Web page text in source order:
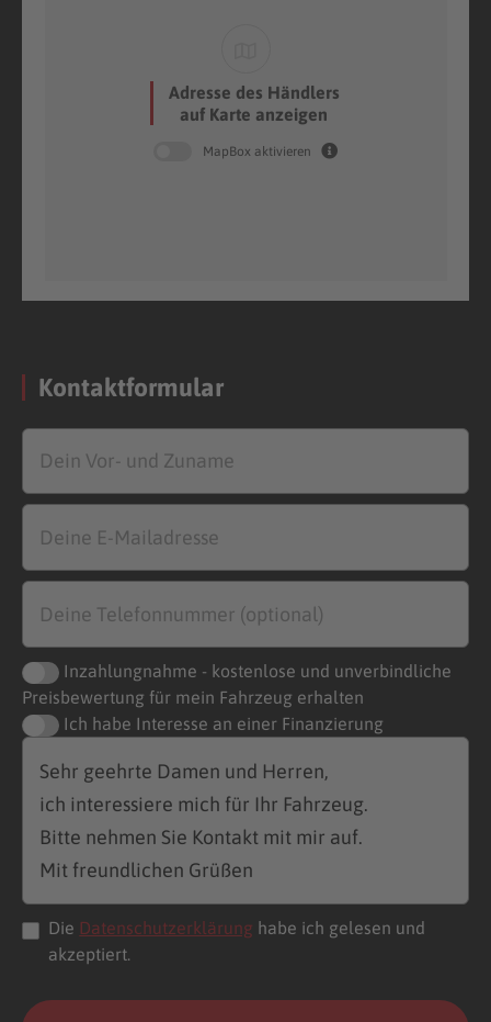
Adresse des Händlers
auf Karte anzeigen
MapBox aktivieren
Kontaktformular
Inzahlungnahme - kostenlose und unverbindliche
Preisbewertung für mein Fahrzeug erhalten
Ich habe Interesse an einer Finanzierung
Die Datenschutzerklärung habe ich gelesen und
akzeptiert.